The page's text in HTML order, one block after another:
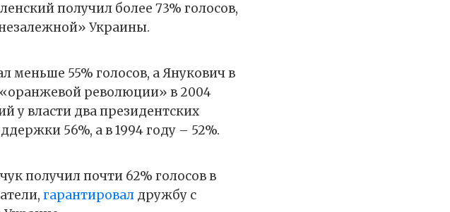
получил более 73% голосов,
Украины.
меньше 55% голосов, а Янукович в
революции» в 2004
у власти два президентских
56%, а в 1994 году – 52%.
получил почти 62% голосов в
гарантировал дружбу с